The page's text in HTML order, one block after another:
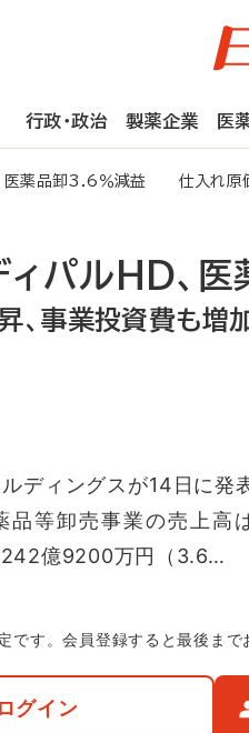
行政・政治 製薬企業 医
、医薬品卸3.6％減益 仕入れ原
ディパルHD、
、事業投資費も増
ディングスが14日に発
品等卸売事業の売上
242億9200万円（3.6…
です。会員登録すると最後まで
ログイン